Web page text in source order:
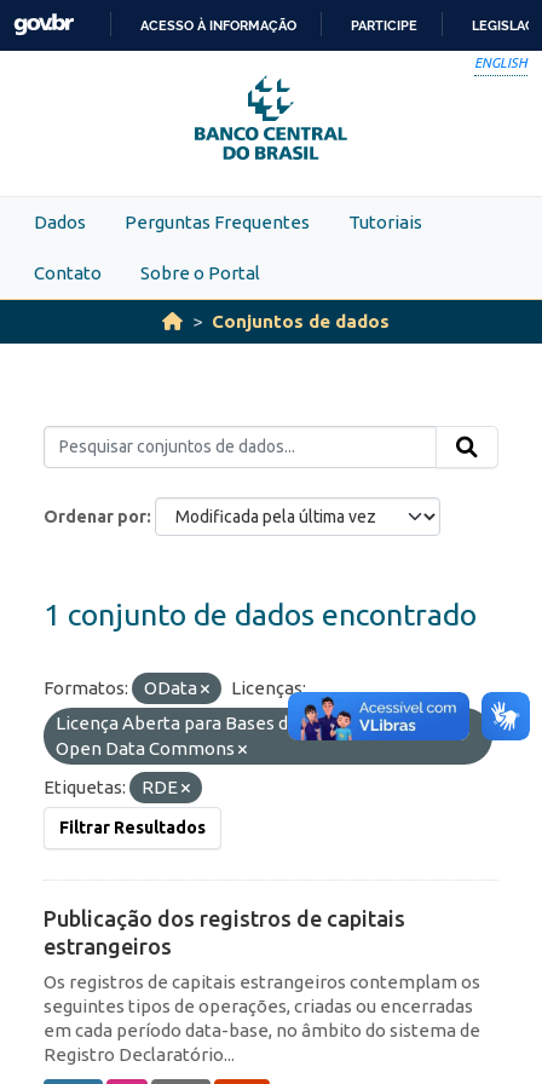
Skip to main content
PARA
O
CONTEÚDO
ACESSO À INFORMAÇÃO PARTICIPE
ENGLISH
Dados Perguntas Frequentes Tutoriais
Contato Sobre o Portal
Conjuntos de dados
Ordenar por
1 conjunto de dados encontrado
Formatos: OData
Licenças:
Licença Aberta para Bases de Dados (ODbL) do
Open Data Commons
Etiquetas:
RDE
Filtrar Resultados
Publicação dos registros de capitais
estrangeiros
Os registros de capitais estrangeiros contemplam os
seguintes tipos de operações, criadas ou encerradas
em cada período data-base, no âmbito do sistema de
Registro Declaratório...